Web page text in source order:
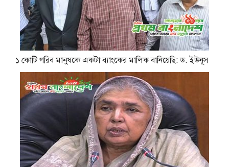
১ কোটি গরিব মানুষকে একটা ব্যাংকের মালিক বানিয়েছি: ড. ইউনূস